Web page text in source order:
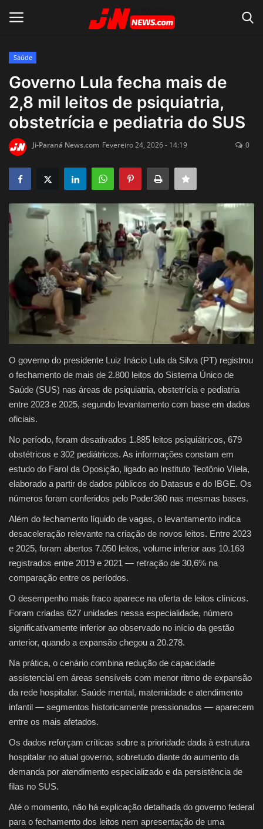
Home
Acidente
Polícia
Política
Justiça
Brasil
Educação
Galeria
Saúde
Saúde
Governo Lula fecha mais de
2,8 mil leitos de psiquiatria,
obstetrícia e pediatria do SUS
Ji-Paraná News.com Fevereiro 24, 2026 - 14:19 0
O governo do presidente Luiz Inácio Lula da Silva (PT) registrou
o fechamento de mais de 2.800 leitos do Sistema Único de
Saúde (SUS) nas áreas de psiquiatria, obstetrícia e pediatria
entre 2023 e 2025, segundo levantamento com base em dados
oficiais.
No período, foram desativados 1.885 leitos psiquiátricos, 679
obstétricos e 302 pediátricos. As informações constam em
estudo do Farol da Oposição, ligado ao Instituto Teotônio Vilela,
elaborado a partir de dados públicos do Datasus e do IBGE. Os
números foram conferidos pelo Poder360 nas mesmas bases.
Além do fechamento líquido de vagas, o levantamento indica
desaceleração relevante na criação de novos leitos. Entre 2023
e 2025, foram abertos 7.050 leitos, volume inferior aos 10.163
registrados entre 2019 e 2021 — retração de 30,6% na
comparação entre os períodos.
O desempenho mais fraco aparece na oferta de leitos clínicos.
Foram criadas 627 unidades nessa especialidade, número
significativamente inferior ao observado no início da gestão
anterior, quando a expansão chegou a 20.278.
Na prática, o cenário combina redução de capacidade
assistencial em áreas sensíveis com menor ritmo de expansão
da rede hospitalar. Saúde mental, maternidade e atendimento
infantil — segmentos historicamente pressionados — aparecem
entre os mais afetados.
Os dados reforçam críticas sobre a prioridade dada à estrutura
hospitalar no atual governo, sobretudo diante do aumento da
demanda por atendimento especializado e da persistência de
filas no SUS.
Até o momento, não há explicação detalhada do governo federal
para o fechamento dos leitos nem apresentação de uma